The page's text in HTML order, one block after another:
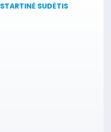
STARTINĖ SUDĖTIS